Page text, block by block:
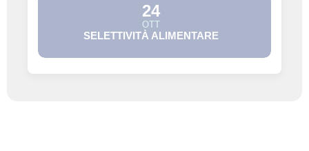
24
OTT
SELETTIVITÀ ALIMENTARE